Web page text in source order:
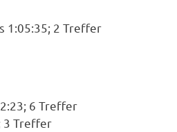
1:05:35; 2 Treffer
6 Treffer
3 Treffer